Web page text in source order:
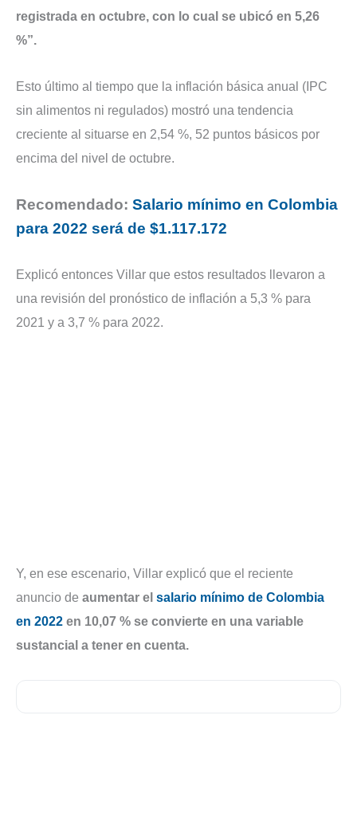
registrada en octubre, con lo cual se ubicó en 5,26
%”.
Esto último al tiempo que la inflación básica anual (IPC
sin alimentos ni regulados) mostró una tendencia
creciente al situarse en 2,54 %, 52 puntos básicos por
encima del nivel de octubre.
Recomendado: Salario mínimo en Colombia
para 2022 será de $1.117.172
Explicó entonces Villar que estos resultados llevaron a
una revisión del pronóstico de inflación a 5,3 % para
2021 y a 3,7 % para 2022.
Y, en ese escenario, Villar explicó que el reciente
anuncio de aumentar el salario mínimo de Colombia
en 2022 en 10,07 % se convierte en una variable
sustancial a tener en cuenta.